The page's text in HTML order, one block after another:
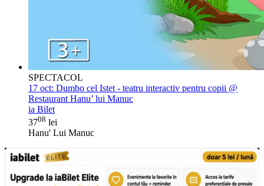
SPECTACOL
17 oct: Dumbo cel Istet - teatru interactiv pentru copii @
Restaurant Hanu’ lui Manuc
ia Bilet
3708 lei
Hanu' Lui Manuc